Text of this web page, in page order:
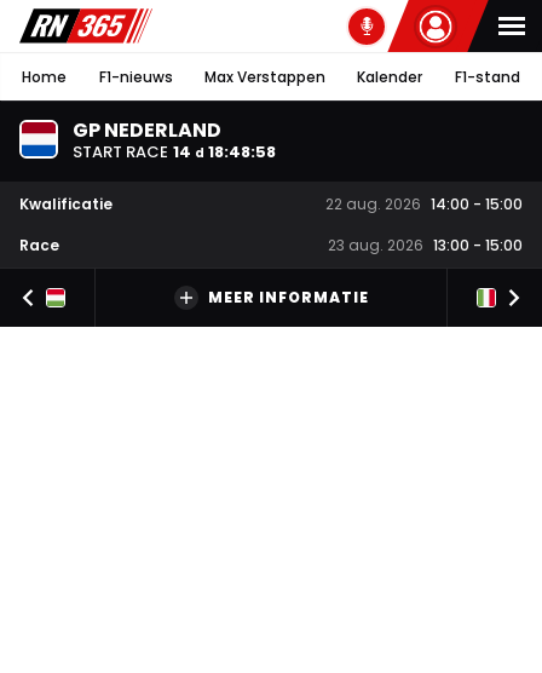
Home F1-nieuws Max Verstappen Kalender F1-stand
GP NEDERLAND
START RACE 14 d 18:48:58
Kwalificatie 22 aug. 2026 14:00 - 15:00
Race
23 aug. 2026 13:00 - 15:00
MEER INFORMATIE